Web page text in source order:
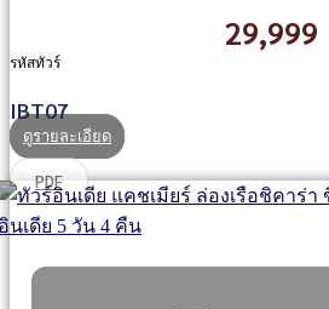
29,999
รหัสทัวร์
IBT07
ดูรายละเอียด
PDF